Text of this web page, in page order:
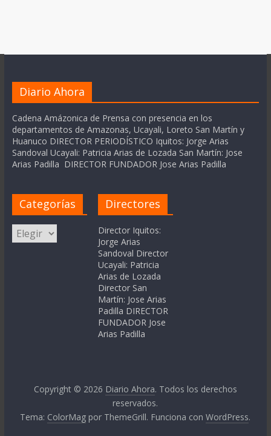
Diario Ahora
Cadena Amázonica de Prensa con presencia en los
departamentos de Amazonas, Ucayali, Loreto San Martín y
Huanuco DIRECTOR PERIODÍSTICO Iquitos: Jorge Arias
Sandoval Ucayali: Patricia Arias de Lozada San Martín: Jose
Arias Padilla DIRECTOR FUNDADOR Jose Arias Padilla
Categorías
Categorías
Directores
Director Iquitos:
Jorge Arias
Sandoval Director
Ucayali: Patricia
Arias de Lozada
Director San
Martín: Jose Arias
Padilla DIRECTOR
FUNDADOR Jose
Arias Padilla
Copyright © 2026 Diario Ahora. Todos los derechos
reservados.
Tema: ColorMag por ThemeGrill. Funciona conWordPress.